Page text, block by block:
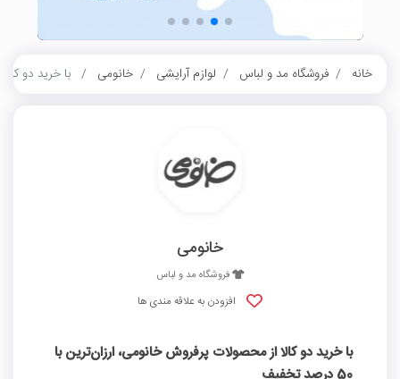
خانه فروشگاه مد و لباس لوازم آرایشی خانومی با خرید دو کالا
خانومی
فروشگاه مد و لباس
افزودن به علاقه مندی ها
با خرید دو کالا از محصولات پرفروش خانومی، ارزان‌ترین با